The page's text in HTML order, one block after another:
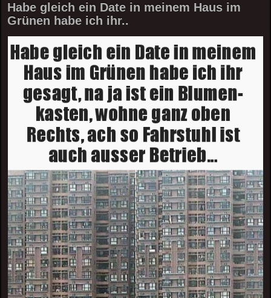
Habe gleich ein Date in meinem Haus im
Grünen habe ich ihr..